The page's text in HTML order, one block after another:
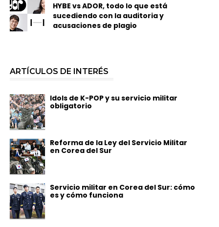
HYBE vs ADOR, todo lo que está
sucediendo con la auditoria y
acusaciones de plagio
ARTÍCULOS DE INTERÉS
Idols de K-POP y su servicio militar
obligatorio
Reforma de la Ley del Servicio Militar
en Corea del Sur
Servicio militar en Corea del Sur: cómo
es y cómo funciona